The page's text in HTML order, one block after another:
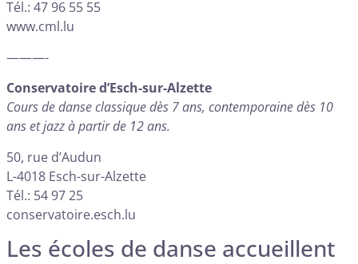
Tél.: 47 96 55 55
www.cml.lu
———-
Conservatoire d’Esch-sur-Alzette
Cours de danse classique dès 7 ans, contemporaine dès 10
ans et jazz à partir de 12 ans.
50, rue d’Audun
L-4018 Esch-sur-Alzette
Tél.: 54 97 25
conservatoire.esch.lu
Les écoles de danse accueillent